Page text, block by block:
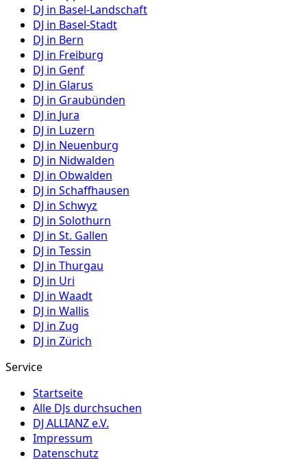
DJ in Basel-Landschaft
DJ in Basel-Stadt
DJ in Bern
DJ in Freiburg
DJ in Genf
DJ in Glarus
DJ in Graubünden
DJ in Jura
DJ in Luzern
DJ in Neuenburg
DJ in Nidwalden
DJ in Obwalden
DJ in Schaffhausen
DJ in Schwyz
DJ in Solothurn
DJ in St. Gallen
DJ in Tessin
DJ in Thurgau
DJ in Uri
DJ in Waadt
DJ in Wallis
DJ in Zug
DJ in Zürich
Service
Startseite
Alle DJs durchsuchen
DJ ALLIANZ e.V.
Impressum
Datenschutz